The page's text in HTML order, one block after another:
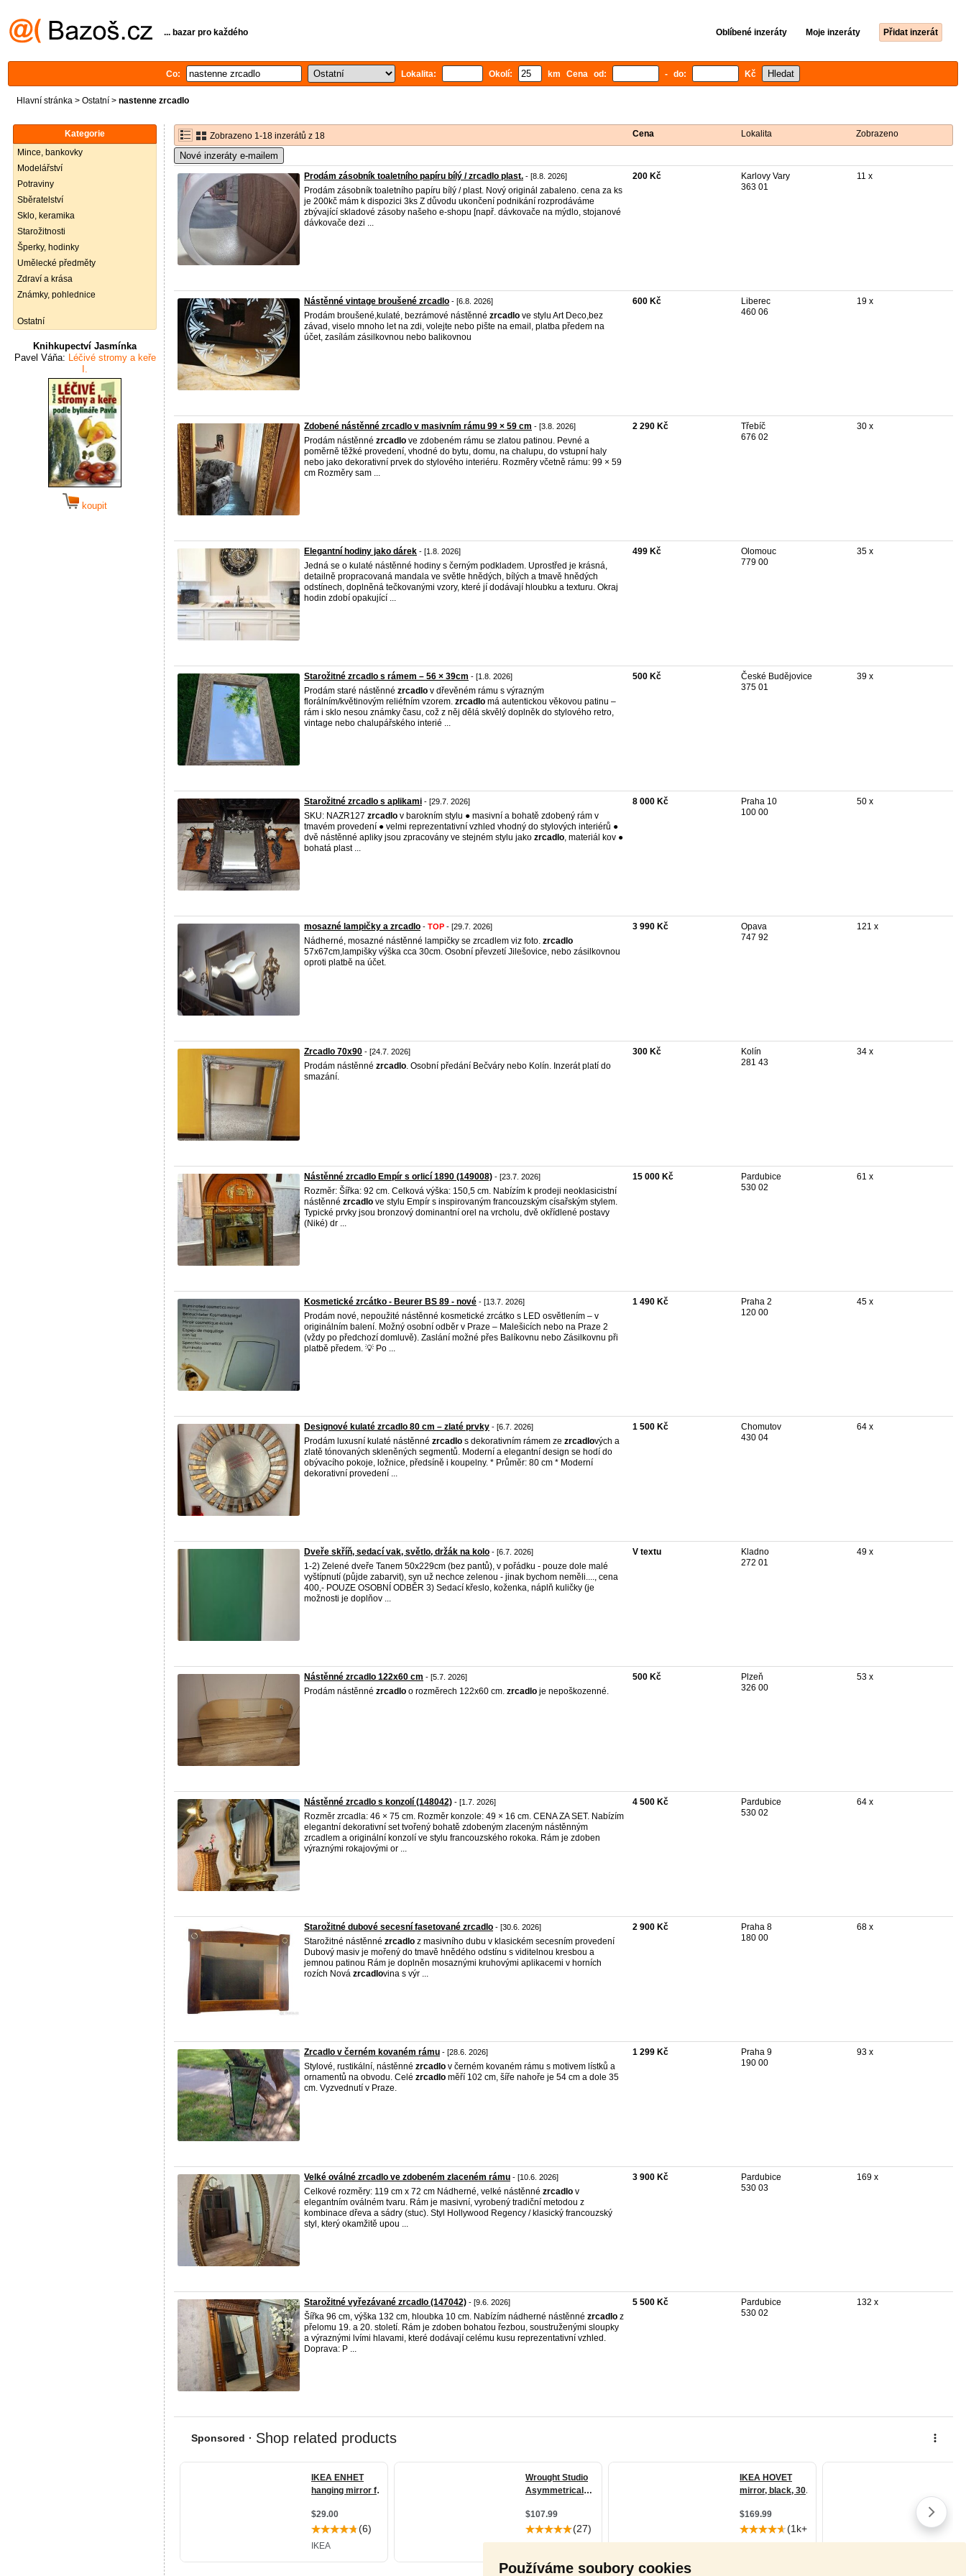
Používáme soubory cookies
... bazar pro každého Oblíbené inzeráty Moje inzeráty Přidat inzerát
Co: Lokalita: Okolí: km Cena od: - do: Kč
Hlavní stránka > Ostatní > nastenne zrcadlo
Kategorie
Mince, bankovky
Modelářství
Potraviny
Sběratelství
Sklo, keramika
Starožitnosti
Šperky, hodinky
Umělecké předměty
Zdraví a krása
Známky, pohlednice
Ostatní
Knihkupectví Jasmínka
Pavel Váňa: Léčivé stromy a keře
I.
koupit
Zobrazeno 1-18 inzerátů z 18 Cena Lokalita Zobrazeno
Nové inzeráty e-mailem
Prodám zásobník toaletního papíru bílý / zrcadlo plast. - [8.8. 2026]
Prodám zásobník toaletního papíru bílý / plast. Nový originál zabaleno. cena za ks
je 200kč mám k dispozici 3ks Z důvodu ukončení podnikání rozprodáváme
zbývající skladové zásoby našeho e-shopu [např. dávkovače na mýdlo, stojanové
dávkovače dezi ...
200 Kč
Karlovy Vary
363 01
11 x
Nástěnné vintage broušené zrcadlo - [6.8. 2026]
Prodám broušené,kulaté, bezrámové nástěnné zrcadlo ve stylu Art Deco,bez
závad, viselo mnoho let na zdi, volejte nebo pište na email, platba předem na
účet, zasílám zásilkovnou nebo balikovnou
600 Kč
Liberec
460 06
19 x
Zdobené nástěnné zrcadlo v masivním rámu 99 × 59 cm - [3.8. 2026]
Prodám nástěnné zrcadlo ve zdobeném rámu se zlatou patinou. Pevné a
poměrně těžké provedení, vhodné do bytu, domu, na chalupu, do vstupní haly
nebo jako dekorativní prvek do stylového interiéru. Rozměry včetně rámu: 99 × 59
cm Rozměry sam ...
2 290 Kč
Třebíč
676 02
30 x
Elegantní hodiny jako dárek - [1.8. 2026]
Jedná se o kulaté nástěnné hodiny s černým podkladem. Uprostřed je krásná,
detailně propracovaná mandala ve světle hnědých, bílých a tmavě hnědých
odstínech, doplněná tečkovanými vzory, které jí dodávají hloubku a texturu. Okraj
hodin zdobí opakující ...
499 Kč
Olomouc
779 00
35 x
Starožitné zrcadlo s rámem – 56 × 39cm - [1.8. 2026]
Prodám staré nástěnné zrcadlo v dřevěném rámu s výrazným
florálním/květinovým reliéfním vzorem. zrcadlo má autentickou věkovou patinu –
rám i sklo nesou známky času, což z něj dělá skvělý doplněk do stylového retro,
vintage nebo chalupářského interié ...
500 Kč
České Budějovice
375 01
39 x
Starožitné zrcadlo s aplikami - [29.7. 2026]
SKU: NAZR127 zrcadlo v barokním stylu ● masivní a bohatě zdobený rám v
tmavém provedení ● velmi reprezentativní vzhled vhodný do stylových interiérů ●
dvě nástěnné apliky jsou zpracovány ve stejném stylu jako zrcadlo, materiál kov ●
bohatá plast ...
8 000 Kč
Praha 10
100 00
50 x
mosazné lampičky a zrcadlo - TOP - [29.7. 2026]
Nádherné, mosazné nástěnné lampičky se zrcadlem viz foto. zrcadlo
57x67cm,lampišky výška cca 30cm. Osobní převzetí Jilešovice, nebo zásilkovnou
oproti platbě na účet.
3 990 Kč
Opava
747 92
121 x
Zrcadlo 70x90 - [24.7. 2026]
Prodám nástěnné zrcadlo. Osobní předání Bečváry nebo Kolín. Inzerát platí do
smazání.
300 Kč
Kolín
281 43
34 x
Nástěnné zrcadlo Empír s orlicí 1890 (149008) - [23.7. 2026]
Rozměr: Šířka: 92 cm. Celková výška: 150,5 cm. Nabízím k prodeji neoklasicistní
nástěnné zrcadlo ve stylu Empír s inspirovaným francouzským císařským stylem.
Typické prvky jsou bronzový dominantní orel na vrcholu, dvě okřídlené postavy
(Niké) dr ...
15 000 Kč
Pardubice
530 02
61 x
Kosmetické zrcátko - Beurer BS 89 - nové - [13.7. 2026]
Prodám nové, nepoužité nástěnné kosmetické zrcátko s LED osvětlením – v
originálním balení. Možný osobní odběr v Praze – Malešicích nebo na Praze 2
(vždy po předchozí domluvě). Zaslání možné přes Balíkovnu nebo Zásilkovnu při
platbě předem. 💡 Po ...
1 490 Kč
Praha 2
120 00
45 x
Designové kulaté zrcadlo 80 cm – zlaté prvky - [6.7. 2026]
Prodám luxusní kulaté nástěnné zrcadlo s dekorativním rámem ze zrcadlových a
zlatě tónovaných skleněných segmentů. Moderní a elegantní design se hodí do
obývacího pokoje, ložnice, předsíně i koupelny. * Průměr: 80 cm * Moderní
dekorativní provedení ...
1 500 Kč
Chomutov
430 04
64 x
Dveře skříň, sedací vak, světlo, držák na kolo - [6.7. 2026]
1-2) Zelené dveře Tanem 50x229cm (bez pantů), v pořádku - pouze dole malé
vyštípnutí (půjde zabarvit), syn už nechce zelenou - jinak bychom neměli...., cena
400,- POUZE OSOBNÍ ODBĚR 3) Sedací křeslo, koženka, náplň kuličky (je
možnosti je doplňov ...
V textu
Kladno
272 01
49 x
Nástěnné zrcadlo 122x60 cm - [5.7. 2026]
Prodám nástěnné zrcadlo o rozměrech 122x60 cm. zrcadlo je nepoškozenné.
500 Kč
Plzeň
326 00
53 x
Nástěnné zrcadlo s konzolí (148042) - [1.7. 2026]
Rozměr zrcadla: 46 × 75 cm. Rozměr konzole: 49 × 16 cm. CENA ZA SET. Nabízím
elegantní dekorativní set tvořený bohatě zdobeným zlaceným nástěnným
zrcadlem a originální konzolí ve stylu francouzského rokoka. Rám je zdoben
výraznými rokajovými or ...
4 500 Kč
Pardubice
530 02
64 x
Starožitné dubové secesní fasetované zrcadlo - [30.6. 2026]
Starožitné nástěnné zrcadlo z masivního dubu v klasickém secesním provedení
Dubový masiv je mořený do tmavě hnědého odstínu s viditelnou kresbou a
jemnou patinou Rám je doplněn mosaznými kruhovými aplikacemi v horních
rozích Nová zrcadlovina s výr ...
2 900 Kč
Praha 8
180 00
68 x
Zrcadlo v černém kovaném rámu - [28.6. 2026]
Stylové, rustikální, nástěnné zrcadlo v černém kovaném rámu s motivem lístků a
ornamentů na obvodu. Celé zrcadlo měří 102 cm, šíře nahoře je 54 cm a dole 35
cm. Vyzvednutí v Praze.
1 299 Kč
Praha 9
190 00
93 x
Velké oválné zrcadlo ve zdobeném zlaceném rámu - [10.6. 2026]
Celkové rozměry: 119 cm x 72 cm Nádherné, velké nástěnné zrcadlo v
elegantním oválném tvaru. Rám je masivní, vyrobený tradiční metodou z
kombinace dřeva a sádry (stuc). Styl Hollywood Regency / klasický francouzský
styl, který okamžitě upou ...
3 900 Kč
Pardubice
530 03
169 x
Starožitné vyřezávané zrcadlo (147042) - [9.6. 2026]
Šířka 96 cm, výška 132 cm, hloubka 10 cm. Nabízím nádherné nástěnné zrcadlo z
přelomu 19. a 20. století. Rám je zdoben bohatou řezbou, soustruženými sloupky
a výraznými lvími hlavami, které dodávají celému kusu reprezentativní vzhled.
Doprava: P ...
5 500 Kč
Pardubice
530 02
132 x